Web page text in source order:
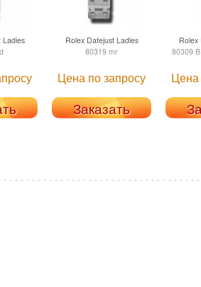
RolexDatejust Ladies
80319 mr
Цена по запросу
Заказать
Rolex
80309
Цена